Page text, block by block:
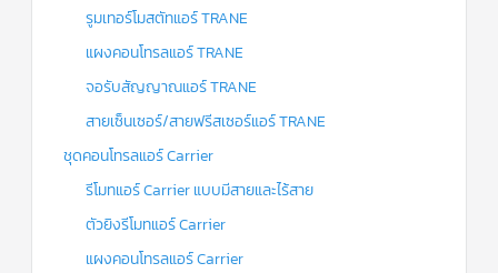
รูมเทอร์โมสตัทแอร์ TRANE
แผงคอนโทรลแอร์ TRANE
จอรับสัญญาณแอร์ TRANE
สายเซ็นเซอร์/สายฟรีสเซอร์แอร์ TRANE
ชุดคอนโทรลแอร์ Carrier
รีโมทแอร์ Carrier แบบมีสายและไร้สาย
ตัวยิงรีโมทแอร์ Carrier
แผงคอนโทรลแอร์ Carrier